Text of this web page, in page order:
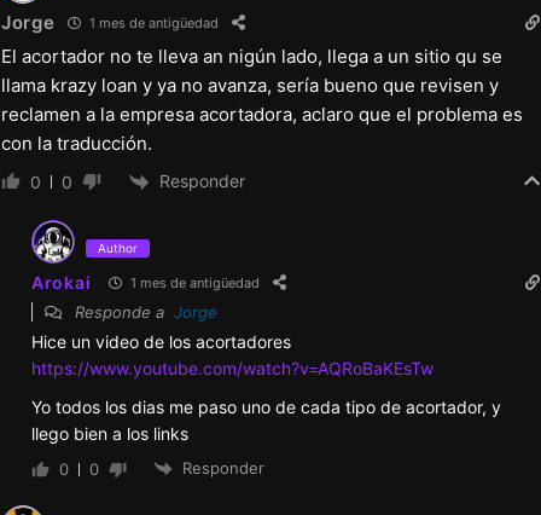
Jorge 1 mes de antigüedad
El acortador no te lleva an nigún lado, llega a un sitio qu se
llama krazy loan y ya no avanza, sería bueno que revisen y
reclamen a la empresa acortadora, aclaro que el problema es
con la traducción.
0 0 Responder
Author
Arokai 1 mes de antigüedad
Responde a Jorge
Hice un video de los acortadores
https://www.youtube.com/watch?v=AQRoBaKEsTw
Yo todos los dias me paso uno de cada tipo de acortador, y
llego bien a los links
0 0 Responder